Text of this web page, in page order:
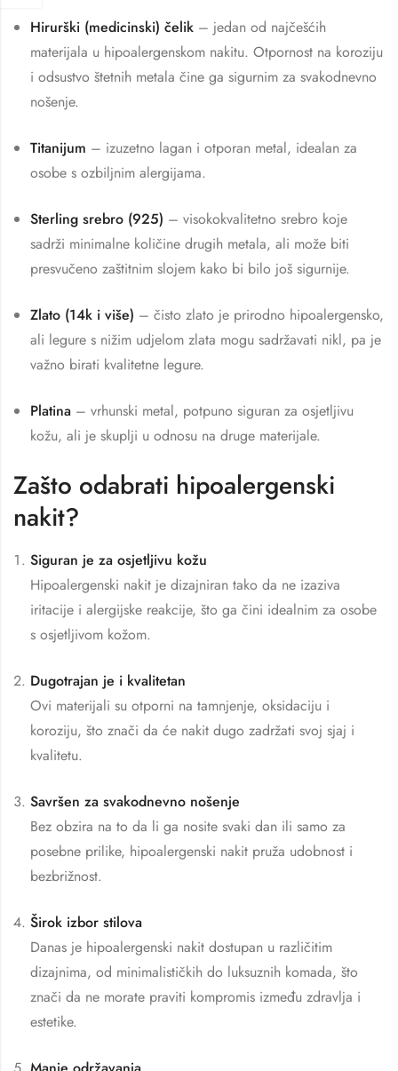
Hirurški (medicinski) čelik – jedan od najčešćih
materijala u hipoalergenskom nakitu. Otpornost na koroziju
i odsustvo štetnih metala čine ga sigurnim za svakodnevno
nošenje.
Titanijum – izuzetno lagan i otporan metal, idealan za
osobe s ozbiljnim alergijama.
Sterling srebro (925) – visokokvalitetno srebro koje
sadrži minimalne količine drugih metala, ali može biti
presvučeno zaštitnim slojem kako bi bilo još sigurnije.
Zlato (14k i više) – čisto zlato je prirodno hipoalergensko,
ali legure s nižim udjelom zlata mogu sadržavati nikl, pa je
važno birati kvalitetne legure.
Platina – vrhunski metal, potpuno siguran za osjetljivu
kožu, ali je skuplji u odnosu na druge materijale.
Zašto odabrati hipoalergenski
nakit?
Siguran je za osjetljivu kožu
Hipoalergenski nakit je dizajniran tako da ne izaziva
iritacije i alergijske reakcije, što ga čini idealnim za osobe
s osjetljivom kožom.
Dugotrajan je i kvalitetan
Ovi materijali su otporni na tamnjenje, oksidaciju i
koroziju, što znači da će nakit dugo zadržati svoj sjaj i
kvalitetu.
Savršen za svakodnevno nošenje
Bez obzira na to da li ga nosite svaki dan ili samo za
posebne prilike, hipoalergenski nakit pruža udobnost i
bezbrižnost.
Širok izbor stilova
Danas je hipoalergenski nakit dostupan u različitim
dizajnima, od minimalističkih do luksuznih komada, što
znači da ne morate praviti kompromis između zdravlja i
estetike.